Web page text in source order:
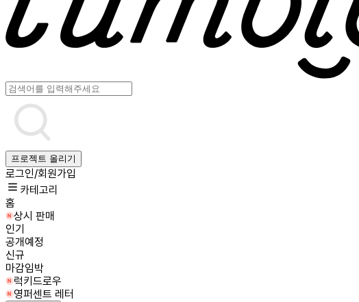
프로젝트 올리기
로그인/회원가입
카테고리
홈
상시 판매
인기
공개예정
신규
마감임박
럭키드로우
영퍼센트 레터